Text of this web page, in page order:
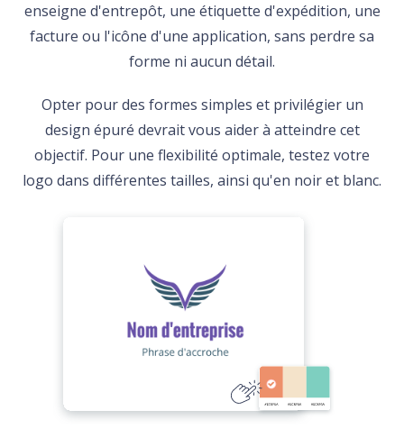
enseigne d'entrepôt, une étiquette d'expédition, une
facture ou l'icône d'une application, sans perdre sa
forme ni aucun détail.
Opter pour des formes simples et privilégier un
design épuré devrait vous aider à atteindre cet
objectif. Pour une flexibilité optimale, testez votre
logo dans différentes tailles, ainsi qu'en noir et blanc.